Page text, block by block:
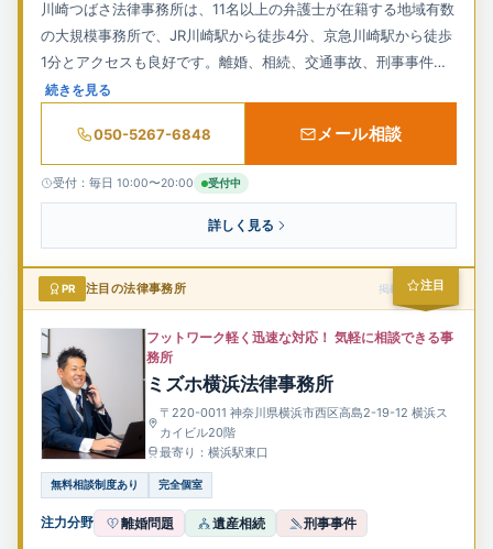
川崎つばさ法律事務所は、11名以上の弁護士が在籍する地域有数
の大規模事務所で、JR川崎駅から徒歩4分、京急川崎駅から徒歩
1分とアクセスも良好です。離婚、相続、交通事故、刑事事件な
ど幅広い分野に対応し、初回相談は無料で、土日祝日や夜間の相
と、迅速な問題解決を目指しています。
続きを見る
050-5267-6848 メール相談
受付：毎日 10:00〜20:00 受付中
詳しく見る
注目
PR 注目の法律事務所 掲載スポンサー
フットワーク軽く迅速な対応！ 気軽に相談できる事
務所
ミズホ横浜法律事務所
〒220-0011 神奈川県横浜市西区高島2-19-12 横浜ス
カイビル20階
最寄り：横浜駅東口
無料相談制度あり 完全個室
注力分野 離婚問題 遺産相続 刑事事件